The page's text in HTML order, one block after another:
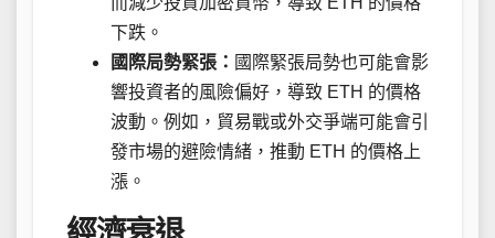
下跌。
國際局勢緊張： 國際緊張局勢也可能會影
響投資者的風險偏好，導致 ETH 的價格
波動。例如，貿易戰或外交爭端可能會引
發市場的避險情緒，推動 ETH 的價格上
漲。